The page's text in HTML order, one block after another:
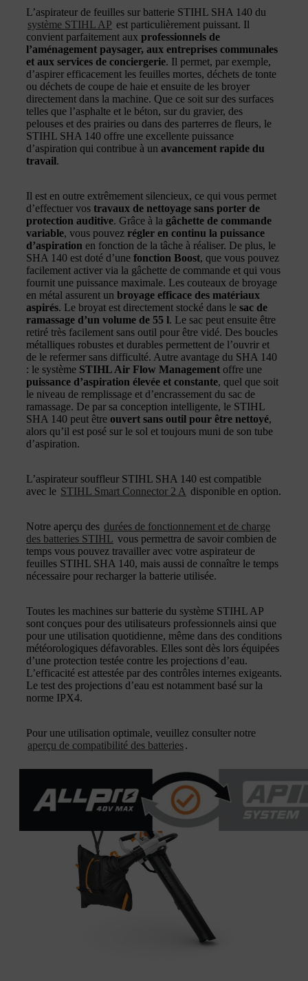
L’aspirateur de feuilles sur batterie STIHL SHA 140 du
système STIHL AP est particulièrement puissant. Il
convient parfaitement aux professionnels de
l’aménagement paysager, aux entreprises communales
et aux services de conciergerie. Il permet, par exemple,
d’aspirer efficacement les feuilles mortes, déchets de tonte
ou déchets de coupe de haie et ensuite de les broyer
directement dans la machine. Que ce soit sur des surfaces
telles que l’asphalte et le béton, sur du gravier, des
pelouses et des prairies ou dans des parterres de fleurs, le
STIHL SHA 140 offre une excellente puissance
d’aspiration qui contribue à un avancement rapide du
travail.
Il est en outre extrêmement silencieux, ce qui vous permet
d’effectuer vos travaux de nettoyage sans porter de
protection auditive. Grâce à la gâchette de commande
variable, vous pouvez régler en continu la puissance
d’aspiration en fonction de la tâche à réaliser. De plus, le
SHA 140 est doté d’une fonction Boost, que vous pouvez
facilement activer via la gâchette de commande et qui vous
fournit une puissance maximale. Les couteaux de broyage
en métal assurent un broyage efficace des matériaux
aspirés. Le broyat est directement stocké dans le sac de
ramassage d’un volume de 55 l. Le sac peut ensuite être
retiré très facilement sans outil pour être vidé. Des boucles
métalliques robustes et durables permettent de l’ouvrir et
de le refermer sans difficulté. Autre avantage du SHA 140
: le système STIHL Air Flow Management offre une
puissance d’aspiration élevée et constante, quel que soit
le niveau de remplissage et d’encrassement du sac de
ramassage. De par sa conception intelligente, le STIHL
SHA 140 peut être ouvert sans outil pour être nettoyé,
alors qu’il est posé sur le sol et toujours muni de son tube
d’aspiration.
L’aspirateur souffleur STIHL SHA 140 est compatible
avec le STIHL Smart Connector 2 A disponible en option.
Notre aperçu des durées de fonctionnement et de charge
des batteries STIHL vous permettra de savoir combien de
temps vous pouvez travailler avec votre aspirateur de
feuilles STIHL SHA 140, mais aussi de connaître le temps
nécessaire pour recharger la batterie utilisée.
Toutes les machines sur batterie du système STIHL AP
sont conçues pour des utilisateurs professionnels ainsi que
pour une utilisation quotidienne, même dans des conditions
météorologiques défavorables. Elles sont dès lors équipées
d’une protection testée contre les projections d’eau.
L’efficacité est attestée par des contrôles internes exigeants.
Le test des projections d’eau est notamment basé sur la
norme IPX4.
Pour une utilisation optimale, veuillez consulter notre
aperçu de compatibilité des batteries.